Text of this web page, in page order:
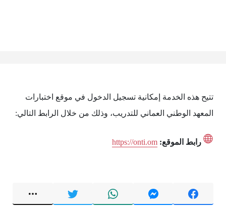
تتيح هذه الخدمة إمكانية تسجيل الدخول في موقع اختبارات
المعهد الوطني العماني للتدريب، وذلك من خلال الرابط التالي:
رابط الموقع: https://onti.om